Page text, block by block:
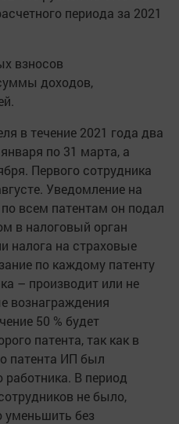
периода за 2021
взносов
доходов,
в течение 2021 года два
по 31 марта, а
Первого сотрудника
Уведомление на
всем патентам он подал
в налоговый орган
налога на страховые
по каждому патенту
– производит или не
вознаграждения
50 % будет
патента, так как в
патента ИП был
работника. В период
не было,
уменьшить без